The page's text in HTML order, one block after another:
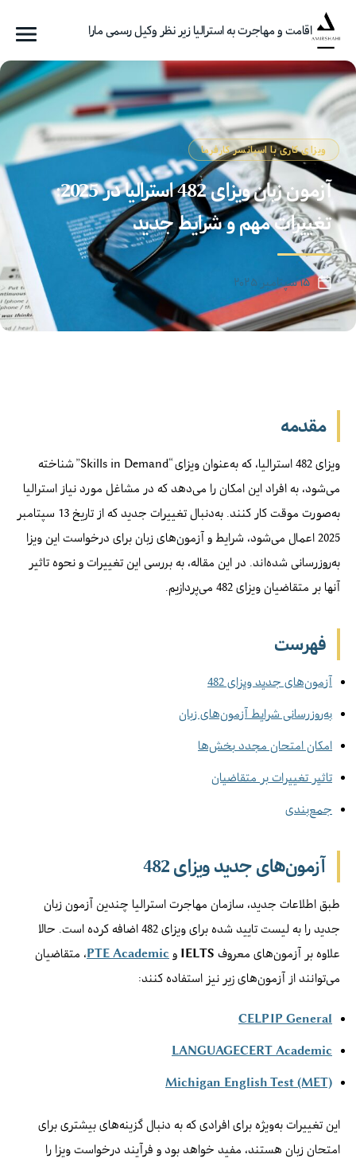
مهاجرتی
امیرشاهی
اقامت و مهاجرت به استرالیا زیر نظر وکیل رسمی مارا
ویزای کاری با اسپانسر کارفرما
آزمون‌ زبان ویزای 482 استرالیا در 2025:
تغییرات مهم و شرایط جدید
تاریخ
نوشته
۱۵ سپتامبر ۲۰۲۵
مقدمه
ویزای 482 استرالیا، که به‌عنوان ویزای “Skills in Demand” شناخته
می‌شود، به افراد این امکان را می‌دهد که در مشاغل مورد نیاز استرالیا
به‌صورت موقت کار کنند. به‌دنبال تغییرات جدید که از تاریخ 13 سپتامبر
2025 اعمال می‌شود، شرایط و آزمون‌های زبان برای درخواست این ویزا
به‌روزرسانی شده‌اند. در این مقاله، به بررسی این تغییرات و نحوه تاثیر
آنها بر متقاضیان ویزای 482 می‌پردازیم.
فهرست
آزمون‌های جدید ویزای 482
به‌روزرسانی شرایط آزمون‌های زبان
امکان امتحان مجدد بخش‌ها
تاثیر تغییرات بر متقاضیان
جمع‌بندی
آزمون‌های جدید ویزای 482
طبق اطلاعات جدید، سازمان مهاجرت استرالیا چندین آزمون زبان
جدید را به لیست تایید شده برای ویزای 482 اضافه کرده است. حالا
علاوه بر آزمون‌های معروف IELTS و PTE Academic، متقاضیان
می‌توانند از آزمون‌های زیر نیز استفاده کنند:
CELPIP General
LANGUAGECERT Academic
Michigan English Test (MET)
این تغییرات به‌ویژه برای افرادی که به دنبال گزینه‌های بیشتری برای
امتحان زبان هستند، مفید خواهد بود و فرآیند درخواست ویزا را